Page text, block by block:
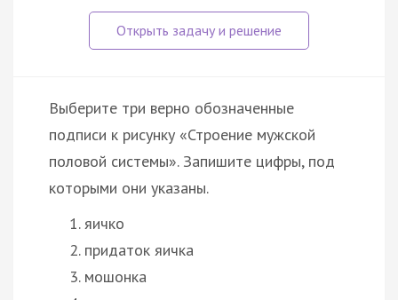
Выберите три верно обозначенные
подписи к рисунку «Строение мужской
половой системы». Запишите цифры, под
которыми они указаны.
яичко
придаток яичка
мошонка